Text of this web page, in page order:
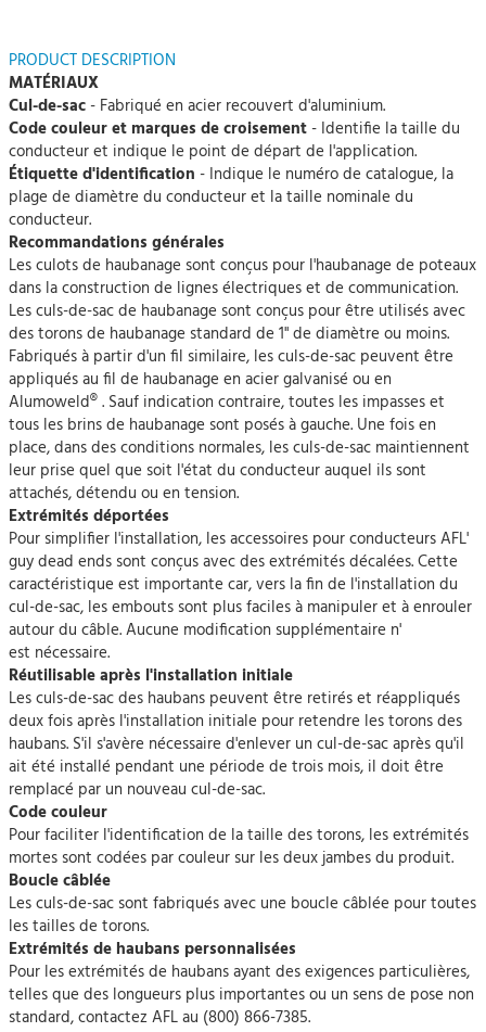
PRODUCT DESCRIPTION
MATÉRIAUX
Cul-de-sac- Fabriqué en acier recouvert d'aluminium.
Code couleur et marques de croisement- Identifie la taille du
conducteur et indique le point de départ de l'application.
Étiquette d'identification - Indique le numéro de catalogue, la
plage de diamètre du conducteur et la taille nominale du
conducteur.
Recommandations générales
Les culots de haubanage sont conçus pour l'haubanage de poteaux
dans la construction de lignes électriques et de communication.
Les culs-de-sac de haubanage sont conçus pour être utilisés avec
des torons de haubanage standard de 1" de diamètre ou moins.
Fabriqués à partir d'un fil similaire, les culs-de-sac peuvent être
appliqués au fil de haubanage en acier galvanisé ou en
Alumoweld® . Sauf indication contraire, toutes les impasses et
tous les brins de haubanage sont posés à gauche. Une fois en
place, dans des conditions normales, les culs-de-sac maintiennent
leur prise quel que soit l'état du conducteur auquel ils sont
attachés, détendu ou en tension.
Extrémités déportées
Pour simplifier l'installation, les accessoires pour conducteurs AFL'
guy dead ends sont conçus avec des extrémités décalées. Cette
caractéristique est importante car, vers la fin de l'installation du
cul-de-sac, les embouts sont plus faciles à manipuler et à enrouler
autour du câble. Aucune modification supplémentaire n'
est nécessaire.
Réutilisable après l'installation initiale
Les culs-de-sac des haubans peuvent être retirés et réappliqués
deux fois après l'installation initiale pour retendre les torons des
haubans. S'il s'avère nécessaire d'enlever un cul-de-sac après qu'il
ait été installé pendant une période de trois mois, il doit être
remplacé par un nouveau cul-de-sac.
Code couleur
Pour faciliter l'identification de la taille des torons, les extrémités
mortes sont codées par couleur sur les deux jambes du produit.
Boucle câblée
Les culs-de-sac sont fabriqués avec une boucle câblée pour toutes
les tailles de torons.
Extrémités de haubans personnalisées
Pour les extrémités de haubans ayant des exigences particulières,
telles que des longueurs plus importantes ou un sens de pose non
standard, contactez AFL au (800) 866-7385.